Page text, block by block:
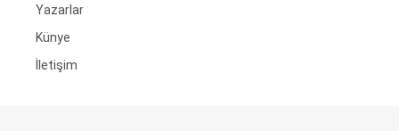
Yazarlar
Künye
İletişim